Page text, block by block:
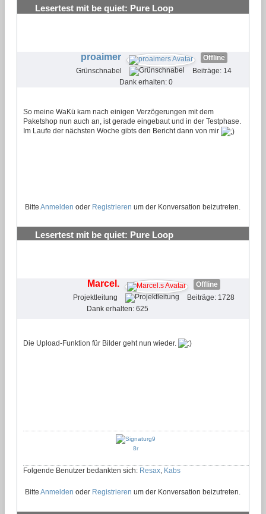
Lesertest mit be quiet: Pure Loop
proaimer
Offline
Grünschnabel
Beiträge: 14
Dank erhalten: 0
So meine WaKü kam nach einigen Verzögerungen mit dem
Paketshop nun auch an, ist gerade eingebaut und in der Testphase.
Im Laufe der nächsten Woche gibts den Bericht dann von mir
Bitte Anmelden oder Registrieren um der Konversation beizutreten.
Lesertest mit be quiet: Pure Loop
Marcel.
Offline
Projektleitung
Beiträge: 1728
Dank erhalten: 625
Die Upload-Funktion für Bilder geht nun wieder.
Folgende Benutzer bedankten sich: Resax Kabs
Bitte Anmelden oder Registrieren um der Konversation beizutreten.